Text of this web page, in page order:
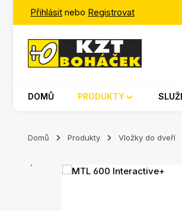
na hlavní obsah
Přeskočit na vyhledávání
Přeskočit na hlavní navigaci
Přihlásit nebo Registrovat
DOMŮ PRODUKTY
Domů Produkty Vložky do dveří
Přeskočit galerii obrázků